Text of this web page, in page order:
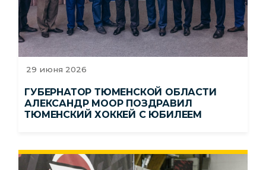
29 июня 2026
ГУБЕРНАТОР ТЮМЕНСКОЙ ОБЛАСТИ
АЛЕКСАНДР МООР ПОЗДРАВИЛ
ТЮМЕНСКИЙ ХОККЕЙ С ЮБИЛЕЕМ